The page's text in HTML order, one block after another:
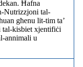
Ħafna
Nutrizzjoni tal-
għenu lit-tim ta’
tal-kisbiet xjentifiċi
annimali u